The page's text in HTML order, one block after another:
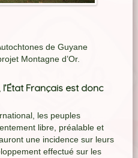
de Guyane
Montagne d’Or.
Français est donc
les peuples
libre, préalable et
une incidence sur leurs
effectué sur les